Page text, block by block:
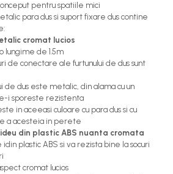
pentru spatiile mici
para dus si suport fixare dus contine
cromat lucios
lungime de 1.5m
de conectare ale furtunului de dus sunt
de dus este metalic, din alama cu un
i sporeste rezistenta
in aceeasi culoare cu para dus si cu
a acesteia in perete
din plastic ABS nuanta cromata
idin plastic ABS si va rezista bine la socuri
cromat lucios